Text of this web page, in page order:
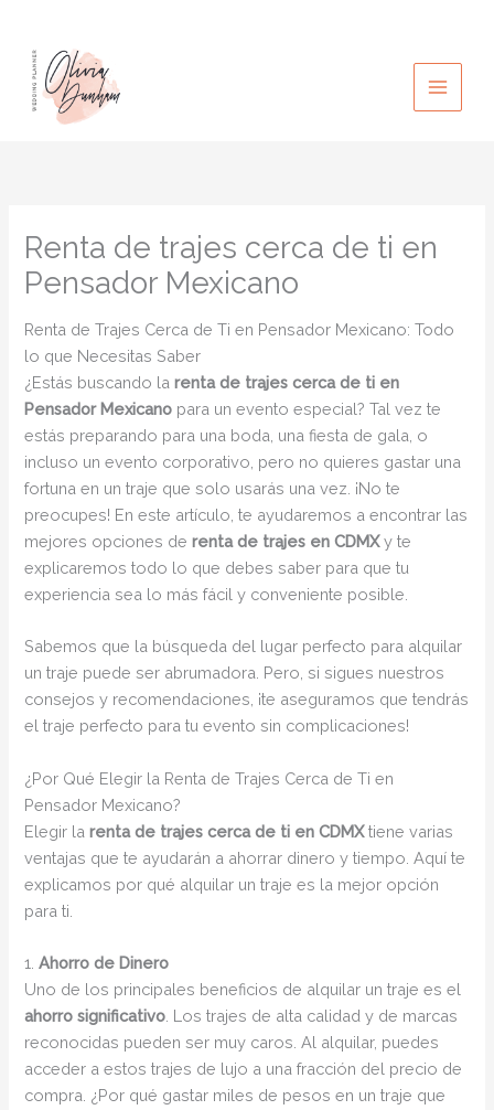
contenido
Renta de trajes cerca de ti en
Pensador Mexicano
Renta de Trajes Cerca de Ti en Pensador Mexicano: Todo
lo que Necesitas Saber
¿Estás buscando larenta de trajes cerca de ti en
Pensador Mexicano para un evento especial? Tal vez te
estás preparando para una boda, una fiesta de gala, o
incluso un evento corporativo, pero no quieres gastar una
fortuna en un traje que solo usarás una vez. ¡No te
preocupes! En este artículo, te ayudaremos a encontrar las
mejores opciones derenta de trajes en CDMXy te
explicaremos todo lo que debes saber para que tu
experiencia sea lo más fácil y conveniente posible.
Sabemos que la búsqueda del lugar perfecto para alquilar
un traje puede ser abrumadora. Pero, si sigues nuestros
consejos y recomendaciones, ¡te aseguramos que tendrás
el traje perfecto para tu evento sin complicaciones!
¿Por Qué Elegir la Renta de Trajes Cerca de Ti en
Pensador Mexicano?
Elegir larenta de trajes cerca de ti en CDMXtiene varias
ventajas que te ayudarán a ahorrar dinero y tiempo. Aquí te
explicamos por qué alquilar un traje es la mejor opción
para ti.
1.Ahorro de Dinero
Uno de los principales beneficios de alquilar un traje es el
ahorro significativo . Los trajes de alta calidad y de marcas
reconocidas pueden ser muy caros. Al alquilar, puedes
acceder a estos trajes de lujo a una fracción del precio de
compra. ¿Por qué gastar miles de pesos en un traje que